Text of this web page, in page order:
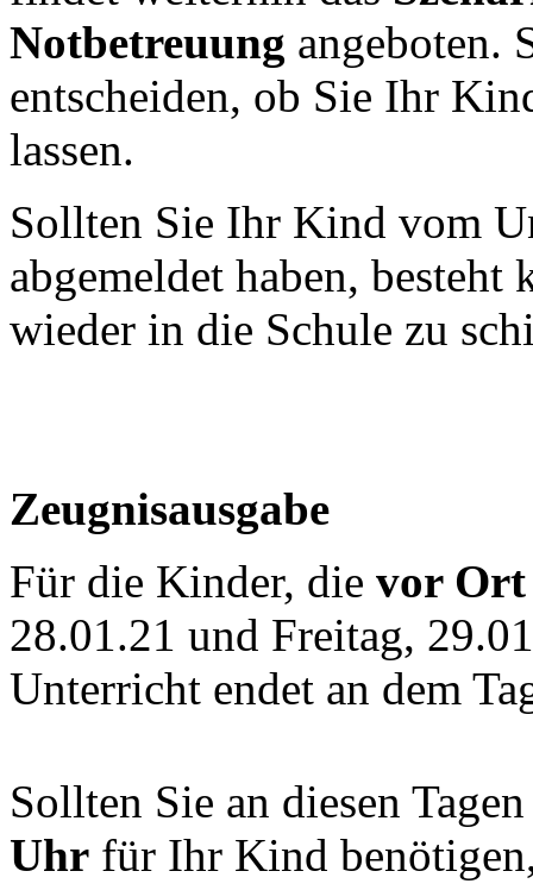
Notbetreuung angeboten.
entscheiden, ob Sie Ihr
lassen.
Sollten Sie Ihr Kind vom
abgemeldet haben,
wieder in die Schule zu
Zeugnisausgabe
Für die Kinder, die vor Ort
28.01.21 und Freitag,
Unterricht endet an dem
Sollten Sie an diesen
Uhr für Ihr Kind